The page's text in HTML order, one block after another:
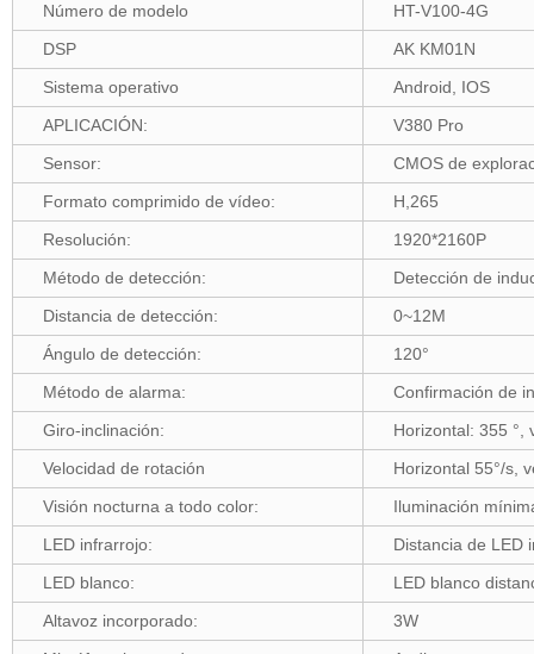
Número de modelo
HT-V100-4G
DSP
AK KM01N
Sistema operativo
Android, IOS
APLICACIÓN:
V380 Pro
Sensor:
CMOS de
Formato comprimido de vídeo:
H,265
Resolución:
1920*2160P
Método de detección:
Detección de
Distancia de detección:
0~12M
Ángulo de detección:
120°
Método de alarma:
Confirmación de
Giro-inclinación:
Horizontal: 355 °,
Velocidad de rotación
Horizontal 55°/s,
Visión nocturna a todo color:
Iluminación
LED infrarrojo:
Distancia de LED
LED blanco:
LED blanco
Altavoz incorporado:
3W